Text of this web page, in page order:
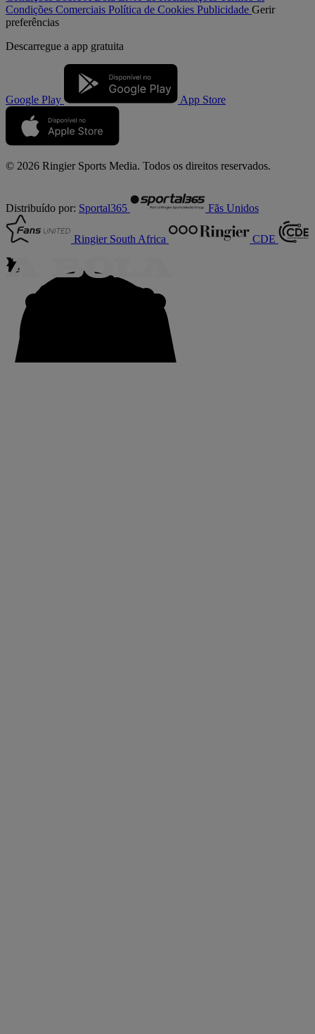
Condições Comerciais Política de Cookies Publicidade Gerir
preferências
Descarregue a app gratuita
Google Play App Store
© 2026 Ringier Sports Media. Todos os direitos reservados.
Distribuído por: Sportal365 Fãs Unidos
Ringier South Africa CDE